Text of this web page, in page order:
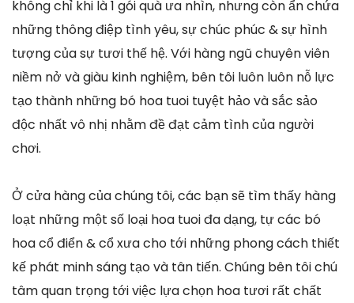
không chỉ khi là 1 gói quà ưa nhìn, nhưng còn ẩn chứa
những thông điệp tình yêu, sự chúc phúc & sự hình
tượng của sự tươi thế hệ. Với hàng ngũ chuyên viên
niềm nở và giàu kinh nghiệm, bên tôi luôn luôn nỗ lực
tạo thành những bó hoa tuoi tuyệt hảo và sắc sảo
độc nhất vô nhị nhằm đề đạt cảm tình của người
chơi.
Ở cửa hàng của chúng tôi, các bạn sẽ tìm thấy hàng
loạt những một số loại hoa tuoi đa dạng, tự các bó
hoa cổ điển & cổ xưa cho tới những phong cách thiết
kế phát minh sáng tạo và tân tiến. Chúng bên tôi chú
tâm quan trọng tới việc lựa chọn hoa tươi rất chất